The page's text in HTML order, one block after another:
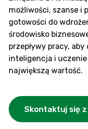
możliwości, szanse i
gotowości do
środowisko
przepływy pracy,
inteligencja i
największą wartość.
Skontaktuj się